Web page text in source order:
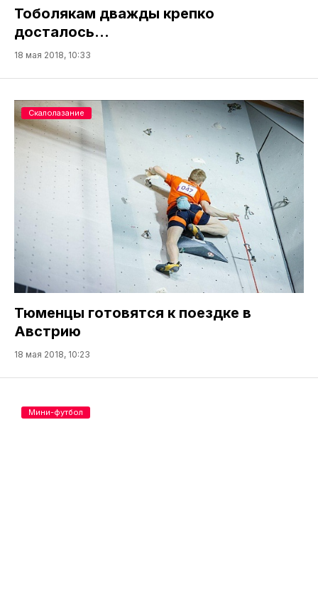
Тоболякам дважды крепко
досталось…
18 мая 2018, 10:33
Тюменцы готовятся к поездке в
Австрию
18 мая 2018, 10:23
Скалолазание
Мини-футбол